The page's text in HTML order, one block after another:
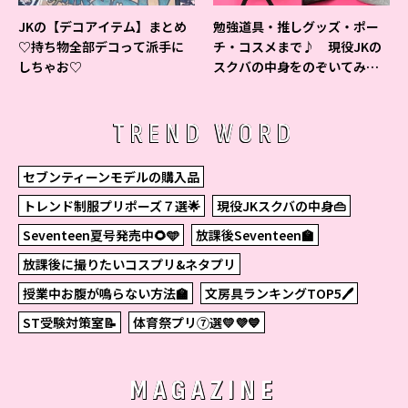
JKの【デコアイテム】まとめ
♡持ち物全部デコって派手に
しちゃお♡
勉強道具・推しグッズ・ポー
チ・コスメまで♪ 現役JKの
スクバの中身をのぞいてみ
TREND WORD
セブンティーンモデルの購入品
トレンド制服プリポーズ７選🌟
現役JKスクバの中身👜
Seventeen夏号発売中🌻🩵
放課後Seventeen🏫
放課後に撮りたいコスプリ&ネタプリ
授業中お腹が鳴らない方法🏫
文房具ランキングTOP5🖊
ST受験対策室📝
体育祭プリ⑦選💛💜💙
MAGAZINE